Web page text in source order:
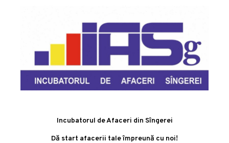
Incubatorul de Afaceri din Sîngerei
Dă start afacerii tale împreună cu noi!